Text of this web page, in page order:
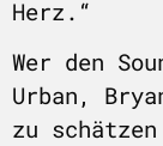
Herz.“
Wer den
Urban,
zu